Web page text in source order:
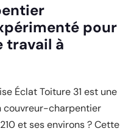
pour
travail à
Éclat Toiture 31 est une
couvreur-charpentier
et ses environs ? Cette